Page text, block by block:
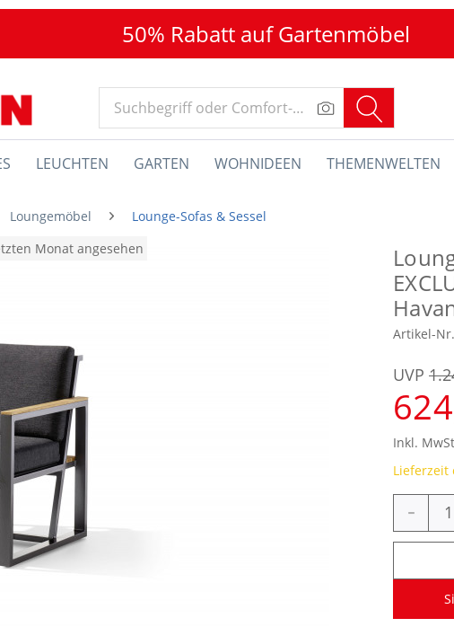
50% Rabatt auf Gartenmöbel
LEUCHTEN GARTEN WOHNIDEEN THEMENWELTEN
Loungemöbel
Lounge-Sofas & Sessel
Monat angesehen
Artikel-
UVP
Inkl.
Lieferzeit
-